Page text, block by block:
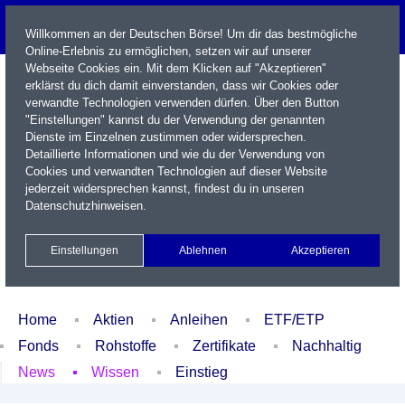
Name / WKN / ISIN / Kürzel
Xetra Realtime
Watchlist Portfolio Login
Home Aktien Anleihen
ETF/ETP
Fonds
Rohstoffe Zertifikate
Nachhaltig
News
Wissen Einstieg
Willkommen an der Deutschen Börse! Um dir das bestmögliche
Online-Erlebnis zu ermöglichen, setzen wir auf unserer
Webseite Cookies ein. Mit dem Klicken auf "Akzeptieren"
erklärst du dich damit einverstanden, dass wir Cookies oder
verwandte Technologien verwenden dürfen. Über den Button
"Einstellungen" kannst du der Verwendung der genannten
Dienste im Einzelnen zustimmen oder widersprechen.
Detaillierte Informationen und wie du der Verwendung von
Cookies und verwandten Technologien auf dieser Website
jederzeit widersprechen kannst, findest du in unseren
Datenschutzhinweisen.
Einstellungen Ablehnen Akzeptieren